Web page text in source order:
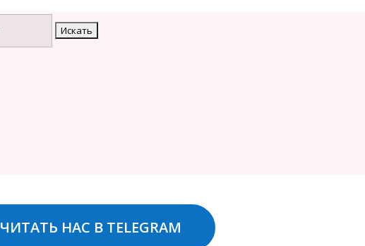
ЧИТАТЬ НАС В TELEGRAM